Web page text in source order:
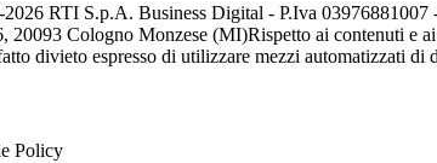
2026 RTI S.p.A. Business Digital - P.Iva
20093 Cologno Monzese (MI)Rispetto ai contenuti e
divieto espresso di utilizzare mezzi automatizzati di
Policy